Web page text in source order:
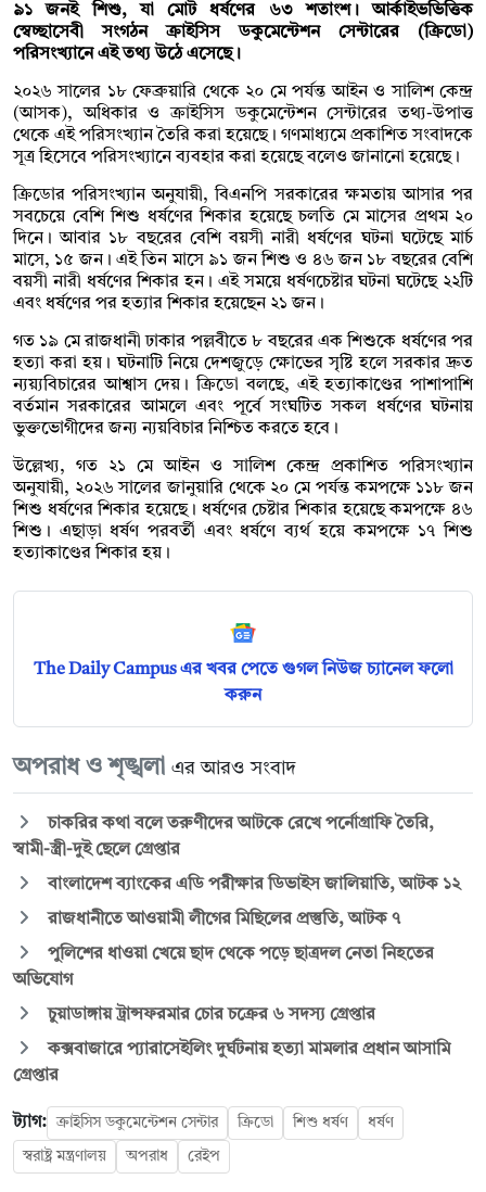
৯১ জনই শিশু, যা মোট ধর্ষণের ৬৩ শতাংশ। আর্কাইভভিত্তিক
স্বেচ্ছাসেবী সংগঠন ক্রাইসিস ডকুমেন্টেশন সেন্টারের (ক্রিডো)
পরিসংখ্যানে এই তথ্য উঠে এসেছে।
২০২৬ সালের ১৮ ফেব্রুয়ারি থেকে ২০ মে পর্যন্ত আইন ও সালিশ কেন্দ্র
(আসক), অধিকার ও ক্রাইসিস ডকুমেন্টেশন সেন্টারের তথ্য-উপাত্ত
থেকে এই পরিসংখ্যান তৈরি করা হয়েছে। গণমাধ্যমে প্রকাশিত সংবাদকে
সূত্র হিসেবে পরিসংখ্যানে ব্যবহার করা হয়েছে বলেও জানানো হয়েছে।
ক্রিডোর পরিসংখ্যান অনুযায়ী, বিএনপি সরকারের ক্ষমতায় আসার পর
সবচেয়ে বেশি শিশু ধর্ষণের শিকার হয়েছে চলতি মে মাসের প্রথম ২০
দিনে। আবার ১৮ বছরের বেশি বয়সী নারী ধর্ষণের ঘটনা ঘটেছে মার্চ
মাসে, ১৫ জন। এই তিন মাসে ৯১ জন শিশু ও ৪৬ জন ১৮ বছরের বেশি
বয়সী নারী ধর্ষণের শিকার হন। এই সময়ে ধর্ষণচেষ্টার ঘটনা ঘটেছে ২২টি
এবং ধর্ষণের পর হত্যার শিকার হয়েছেন ২১ জন।
গত ১৯ মে রাজধানী ঢাকার পল্লবীতে ৮ বছরের এক শিশুকে ধর্ষণের পর
হত্যা করা হয়। ঘটনাটি নিয়ে দেশজুড়ে ক্ষোভের সৃষ্টি হলে সরকার দ্রুত
ন্যয়্যবিচারের আশ্বাস দেয়। ক্রিডো বলছে, এই হত্যাকাণ্ডের পাশাপাশি
বর্তমান সরকারের আমলে এবং পূর্বে সংঘটিত সকল ধর্ষণের ঘটনায়
ভুক্তভোগীদের জন্য ন্যয়বিচার নিশ্চিত করতে হবে।
উল্লেখ্য, গত ২১ মে আইন ও সালিশ কেন্দ্র প্রকাশিত পরিসংখ্যান
অনুযায়ী, ২০২৬ সালের জানুয়ারি থেকে ২০ মে পর্যন্ত কমপক্ষে ১১৮ জন
শিশু ধর্ষণের শিকার হয়েছে। ধর্ষণের চেষ্টার শিকার হয়েছে কমপক্ষে ৪৬
শিশু। এছাড়া ধর্ষণ পরবর্তী এবং ধর্ষণে ব্যর্থ হয়ে কমপক্ষে ১৭ শিশু
হত্যাকাণ্ডের শিকার হয়।
The Daily Campus এর খবর পেতে গুগল নিউজ চ্যানেল ফলো
করুন
অপরাধ ও শৃঙ্খলা এর আরও সংবাদ
চাকরির কথা বলে তরুণীদের আটকে রেখে পর্নোগ্রাফি তৈরি,
স্বামী-স্ত্রী-দুই ছেলে গ্রেপ্তার
বাংলাদেশ ব্যাংকের এডি পরীক্ষার ডিভাইস জালিয়াতি, আটক ১২
রাজধানীতে আওয়ামী লীগের মিছিলের প্রস্তুতি, আটক ৭
পুলিশের ধাওয়া খেয়ে ছাদ থেকে পড়ে ছাত্রদল নেতা নিহতের
অভিযোগ
চুয়াডাঙ্গায় ট্রান্সফরমার চোর চক্রের ৬ সদস্য গ্রেপ্তার
কক্সবাজারে প্যারাসেইলিং দুর্ঘটনায় হত্যা মামলার প্রধান আসামি
গ্রেপ্তার
ট্যাগ: ক্রাইসিস ডকুমেন্টেশন সেন্টার ক্রিডো শিশু ধর্ষণ ধর্ষণ
স্বরাষ্ট্র মন্ত্রণালয় অপরাধ রেইপ